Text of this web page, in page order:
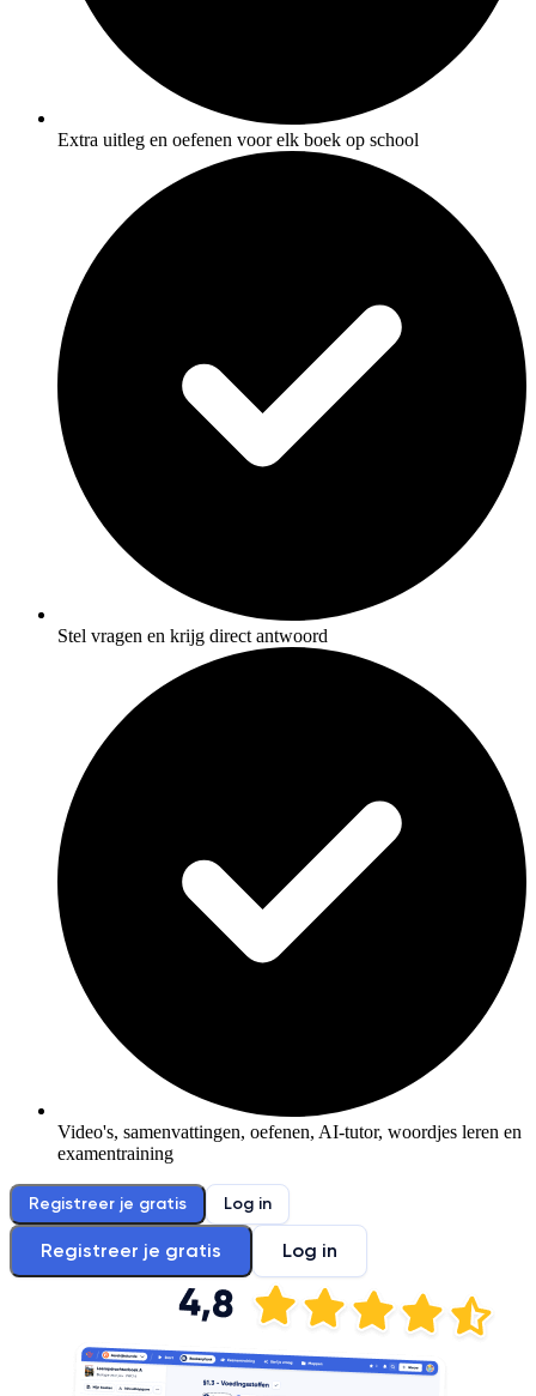
Extra uitleg en oefenen voor elk boek op school
Stel vragen en krijg direct antwoord
Video's, samenvattingen, oefenen, AI-tutor, woordjes leren en
examentraining
Registreer je gratis Log in
Registreer je gratis Log in